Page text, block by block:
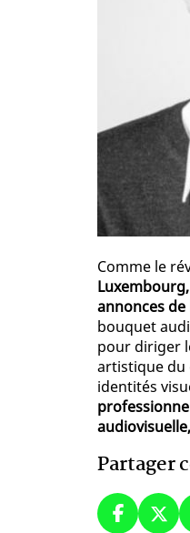
Comme le
annonces de
bouquet
pour diriger
artistique du
identités
Partager